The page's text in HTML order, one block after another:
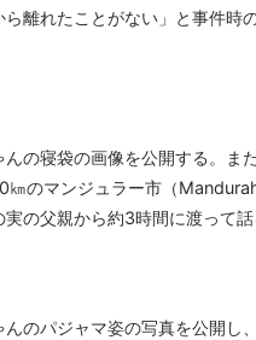
離れたことがない」と事件時
の寝袋の画像を公開する。ま
㎞のマンジュラー市（
の父親から約3時間に渡って話
のパジャマ姿の写真を公開し